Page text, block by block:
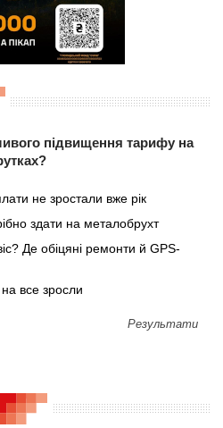
підвищення тарифу на
не зростали вже рік
здати на металобрухт
Де обіцяні ремонти й GPS-
все зросли
Результати